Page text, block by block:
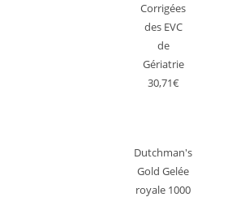
Corrigées
des EVC
de
Gériatrie
30,71€
Dutchman's
Gold Gelée
royale 1000